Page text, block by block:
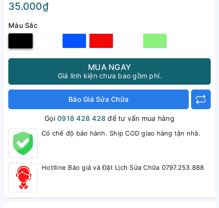
35.000₫
Màu Sắc
MUA NGAY
Giá linh kiện chưa bao gồm phí.
Báo Giá Sửa Chữa
Gọi0918 428 428 để tư vấn mua hàng
Có chế độ bảo hành. Ship COD giao hàng tận nhà.
Hotlline Báo giá và Đặt Lịch Sửa Chữa 0797.253.888